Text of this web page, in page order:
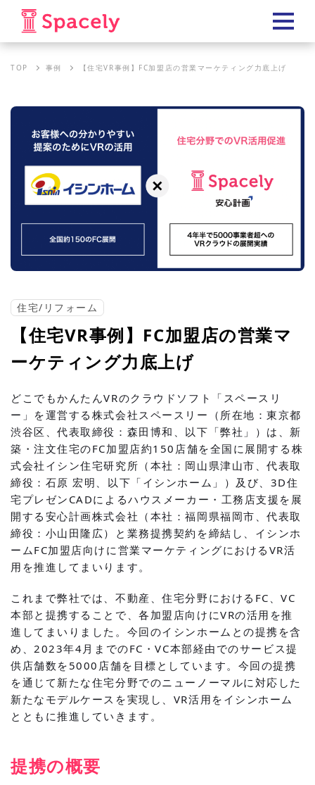
TOP 事例 【住宅VR事例】FC加盟店の営業マーケティング力底上げ
住宅/リフォーム
【住宅VR事例】FC加盟店の営業マ
ーケティング力底上げ
どこでもかんたんVRのクラウドソフト「スペースリ
ー」を運営する株式会社スペースリー（所在地：東京都
渋谷区、代表取締役：森田博和、以下「弊社」）は、新
築・注文住宅のFC加盟店約150店舗を全国に展開する株
式会社イシン住宅研究所（本社：岡山県津山市、代表取
締役：石原 宏明、以下「イシンホーム」）及び、3D住
宅プレゼンCADによるハウスメーカー・工務店支援を展
開する安心計画株式会社（本社：福岡県福岡市、代表取
締役：小山田隆広）と業務提携契約を締結し、イシンホ
ームFC加盟店向けに営業マーケティングにおけるVR活
用を推進してまいります。
これまで弊社では、不動産、住宅分野におけるFC、VC
本部と提携することで、各加盟店向けにVRの活用を推
進してまいりました。今回のイシンホームとの提携を含
め、2023年4月までのFC・VC本部経由でのサービス提
供店舗数を5000店舗を目標としています。今回の提携
を通じて新たな住宅分野でのニューノーマルに対応した
新たなモデルケースを実現し、VR活用をイシンホーム
とともに推進していきます。
提携の概要